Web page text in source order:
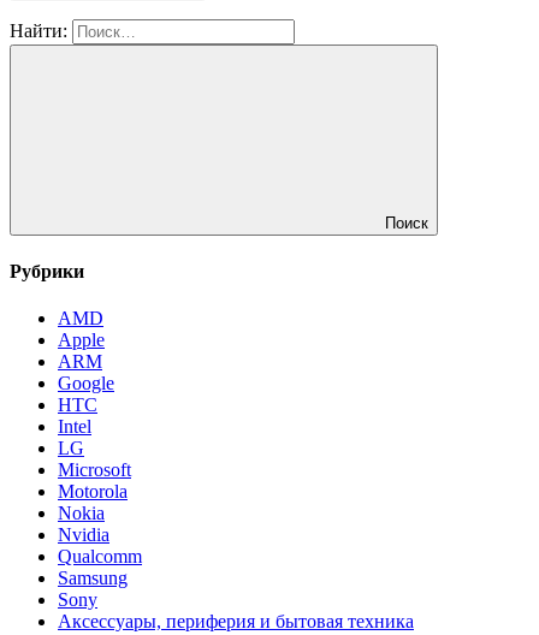
Найти:
Поиск
Рубрики
AMD
Apple
ARM
Google
HTC
Intel
LG
Microsoft
Motorola
Nokia
Nvidia
Qualcomm
Samsung
Sony
Аксессуары, периферия и бытовая техника